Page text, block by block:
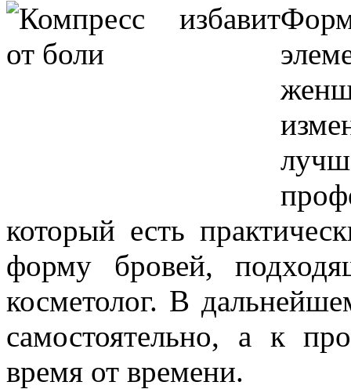
который есть
форму бровей,
косметолог. В
самостоятельно, а к
время от времени.